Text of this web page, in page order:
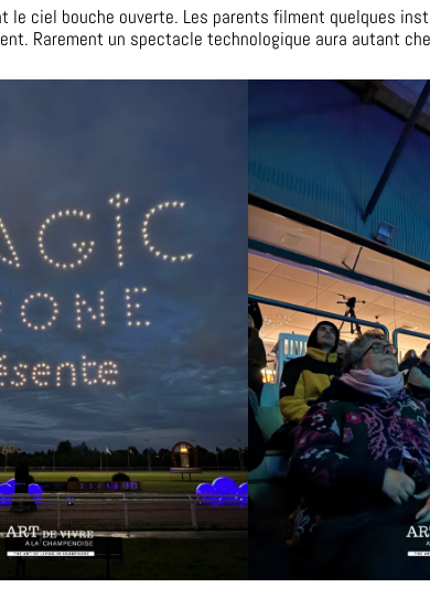
le ciel bouche ouverte. Les parents filment quelques
Rarement un spectacle technologique aura autant